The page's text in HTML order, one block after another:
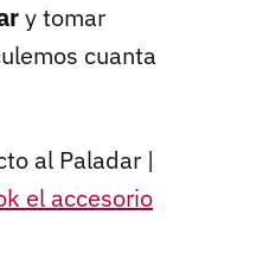
y tomar
cuanta
al Paladar |
el accesorio